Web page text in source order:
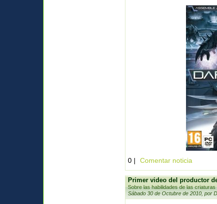
0 | Comentar noticia
Primer video del productor
Sobre las habilidades de las criaturas
Sábado 30 de Octubre de 2010, por